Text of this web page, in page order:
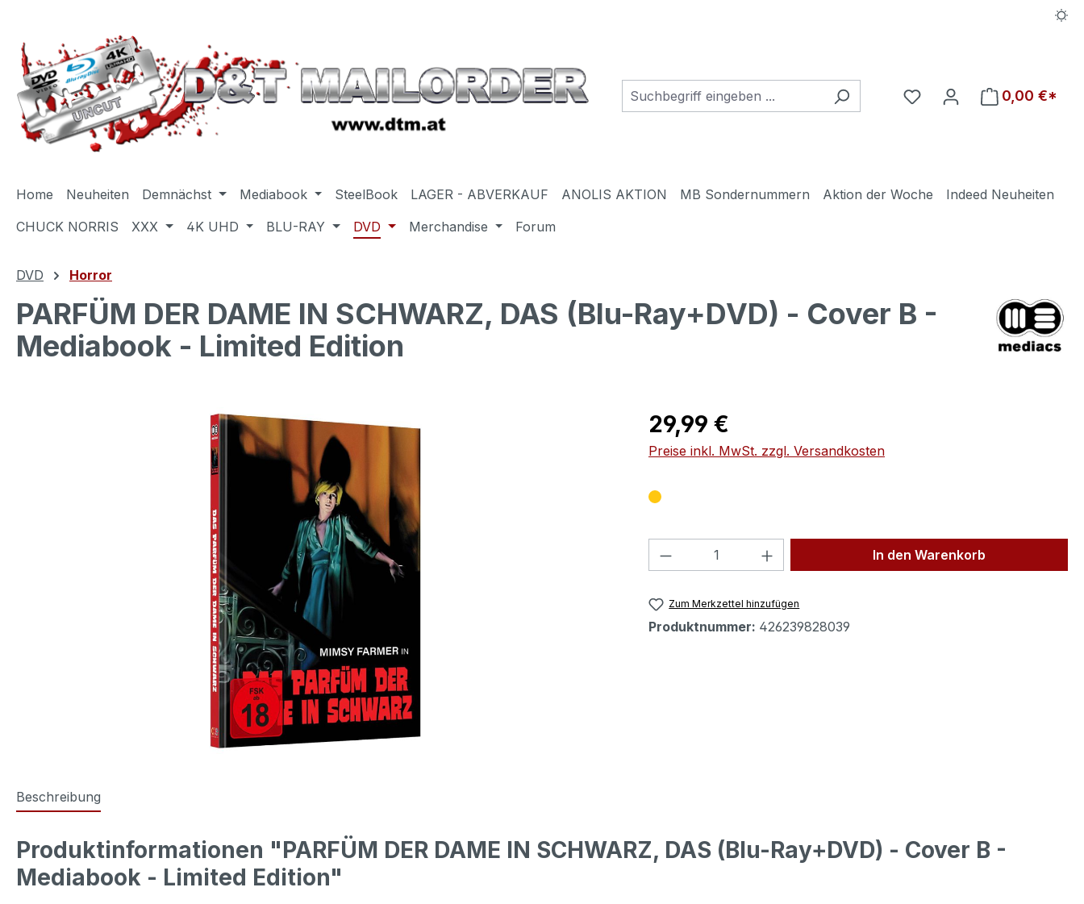
Du hast 0 Produkte auf
0,00 €*
Home Neuheiten Demnächst Mediabook SteelBook LAGER - ABVERKAUF ANOLIS AKTION MB Sondernummern Aktion der Woche
Indeed Neuheiten
CHUCK NORRIS
XXX 4K UHD BLU-RAY DVD Merchandise Forum
DVD Horror
PARFÜM DER DAME IN SCHWARZ, DAS (Blu-Ray+DVD) - Cover B -
Mediabook - Limited Edition
Regulärer Preis:
29,99 €
Preise inkl. MwSt. zzgl. Versandkosten
Produkt Anzahl: Gib den gewünschten Wert
In den Warenkorb
Zum Merkzettel hinzufügen
Produktnummer: 426239828039
Beschreibung
Produktinformationen "PARFÜM DER DAME IN SCHWARZ, DAS (Blu-Ray+DVD) - Cover B -
Mediabook - Limited Edition"